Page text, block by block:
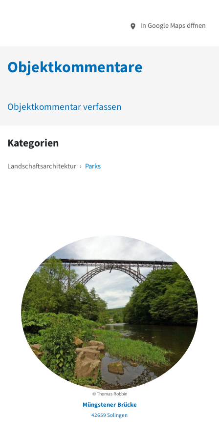
In Google Maps öffnen
Objektkommentare
Objektkommentar verfassen
Kategorien
Landschaftsarchitektur › Parks
© Thomas Robbin
Müngstener Brücke
42659 Solingen